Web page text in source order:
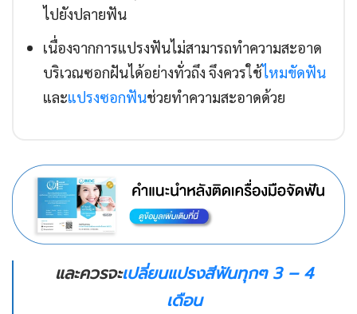
ไปยังปลายฟัน
เนื่องจากการแปรงฟันไม่สามารถทำความสะอาด
บริเวณซอกฝันได้อย่างทั่วถึง จึงควรใช้ไหมขัดฟัน
และแปรงซอกฟันช่วยทำความสะอาดด้วย
และควรจะเปลี่ยนแปรงสีฟันทุกๆ 3 – 4
เดือน